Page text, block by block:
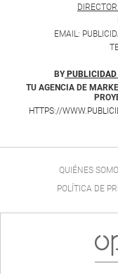
EMAIL:
BY
TU AGENCIA DE
HTTPS://
QUIÉNES
POLÍTICA DE